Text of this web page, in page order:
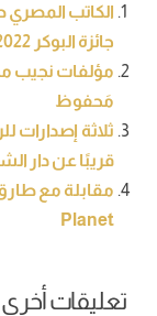
الكاتب المصري
جائزة البوكر 2022 عن روايته ماكيت القاهرة
مؤلفات نجيب
مَحفوظ
ثلاثة إصدارات
قريبًا عن دار
Planet
تعليقات أخرى